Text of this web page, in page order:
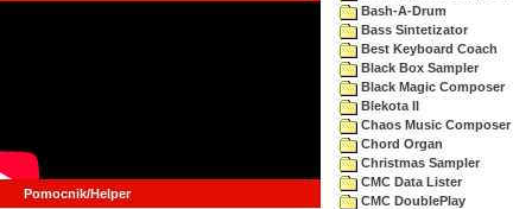
Pomocnik/Helper
Bash-A-Drum
Bass Sintetizator
Best Keyboard Coach
Black Box Sampler
Black Magic Composer
Blekota II
Chaos Music Composer
Chord Organ
Christmas Sampler
CMC Data Lister
CMC DoublePlay